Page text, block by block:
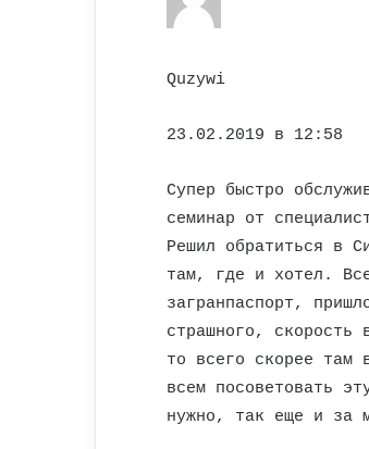
Quzywi
23.02.2019 в 12:58
Супер быстро
семинар от
Решил обратиться в
там, где и хотел. Все
загранпаспорт,
страшного, скорость
то всего скорее там
всем посоветовать
нужно, так еще и за